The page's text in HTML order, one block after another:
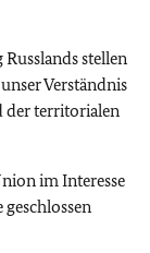
stellen
Verständnis
der territorialen
im Interesse